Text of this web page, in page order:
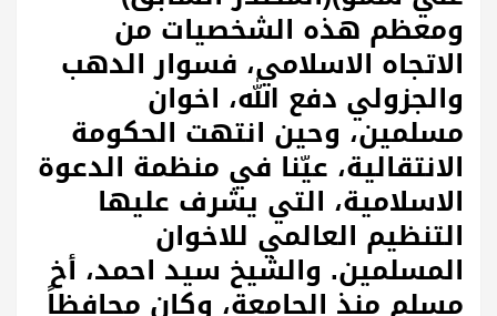
ومعظم هذه الشخصيات من
الاتجاه الاسلامي، فسوار الدهب
والجزولي دفع الله، اخوان
مسلمين، وحين انتهت الحكومة
الانتقالية، عيّنا في منظمة الدعوة
الاسلامية، التي يشرف عليها
التنظيم العالمي للاخوان
المسلمين. والشيخ سيد احمد، أخ
مسلم منذ الجامعة، وكان محافظاً